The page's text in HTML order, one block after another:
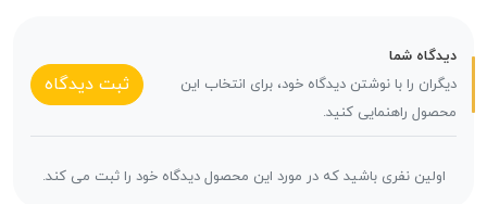
دیدگاه شما
دیگران را با نوشتن دیدگاه خود، برای انتخاب این
محصول راهنمایی کنید.
ثبت دیدگاه
اولین نفری باشید که در مورد این محصول دیدگاه خود را ثبت می کند.